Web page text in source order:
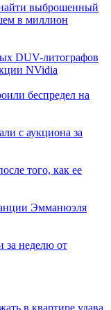
выброшенный
в миллион
DUV-литографов
NVidia
беспредел на
с аукциона за
того, как ее
Эмманюэля
за неделю от
в квартире удава